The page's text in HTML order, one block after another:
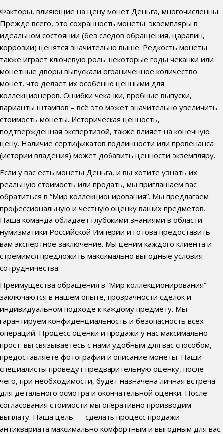
Факторы, влияющие на цену монет Деньга, многочисленны.
Прежде всего, это сохранность монеты: экземпляры в
идеальном состоянии (без следов обращения, царапин,
коррозии) ценятся значительно выше. Редкость монеты
также играет ключевую роль: некоторые годы чеканки или
монетные дворы выпускали ограниченное количество
монет, что делает их особенно ценными для
коллекционеров. Ошибки чеканки, пробные выпуски,
варианты штампов – всё это может значительно увеличить
стоимость монеты. Историческая ценность,
подтвержденная экспертизой, также влияет на конечную
цену. Наличие сертификатов подлинности или провенанса
(истории владения) может добавить ценности экземпляру.
Если у вас есть монеты Деньга, и вы хотите узнать их
реальную стоимость или продать, мы приглашаем вас
обратиться в “Мир коллекционирования”. Мы предлагаем
профессиональную и честную оценку ваших предметов.
Наша команда обладает глубокими знаниями в области
нумизматики Российской Империи и готова предоставить
вам экспертное заключение. Мы ценим каждого клиента и
стремимся предложить максимально выгодные условия
сотрудничества.
Преимущества обращения в “Мир коллекционирования”
заключаются в нашем опыте, прозрачности сделок и
индивидуальном подходе к каждому предмету. Мы
гарантируем конфиденциальность и безопасность всех
операций. Процесс оценки и продажи у нас максимально
прост: вы связываетесь с нами удобным для вас способом,
предоставляете фотографии и описание монеты. Наши
специалисты проведут предварительную оценку, после
чего, при необходимости, будет назначена личная встреча
для детального осмотра и окончательной оценки. После
согласования стоимости мы оперативно производим
выплату. Наша цель — сделать процесс продажи
антиквариата максимально комфортным и выгодным для вас.